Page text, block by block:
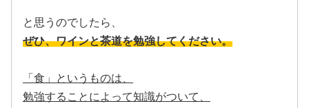
と思うのでしたら、
ぜひ、ワインと茶道を勉強してください。
「食」というものは、
勉強することによって知識がついて、